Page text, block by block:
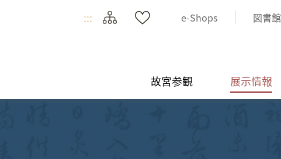
::: e-Shops 図書館
故宮参観 展示情報